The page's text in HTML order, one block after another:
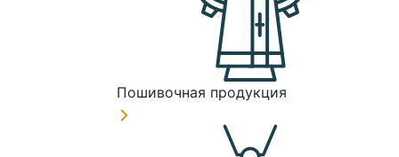
Пошивочная продукция